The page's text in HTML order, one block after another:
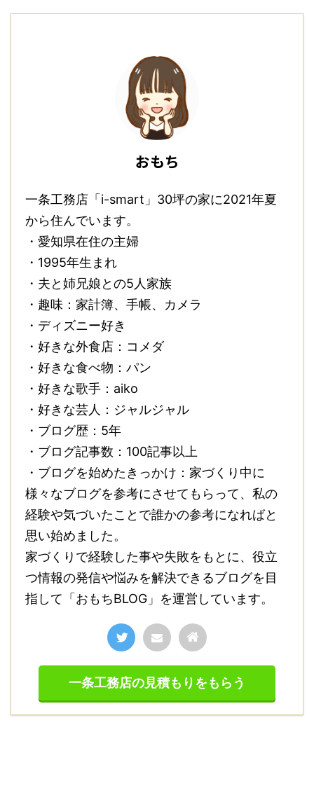
おもち
一条工務店「i-smart」30坪の家に2021年夏
から住んでいます。
・愛知県在住の主婦
・1995年生まれ
・夫と姉兄娘との5人家族
・趣味：家計簿、手帳、カメラ
・ディズニー好き
・好きな外食店：コメダ
・好きな食べ物：パン
・好きな歌手：aiko
・好きな芸人：ジャルジャル
・ブログ歴：5年
・ブログ記事数：100記事以上
・ブログを始めたきっかけ：家づくり中に
様々なブログを参考にさせてもらって、私の
経験や気づいたことで誰かの参考になればと
思い始めました。
家づくりで経験した事や失敗をもとに、役立
つ情報の発信や悩みを解決できるブログを目
指して「おもちBLOG」を運営しています。
一条工務店の見積もりをもらう